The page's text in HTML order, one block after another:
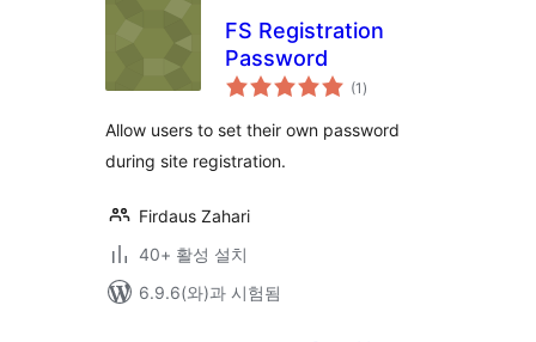
FS Registration
Password
(1 전
체
점
)
Allow users to set their own password
during site registration.
Firdaus Zahari
40+ 활성 설치
6.9.6(와)과 시험됨